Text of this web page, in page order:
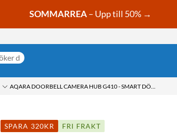
SOMMARREA– Upp till 50% →
AQARA DOORBELL CAMERA HUB G410 - SMART DÖRRKLOCKA MED HUBB SVART
SPARA 320KR
FRI FRAKT